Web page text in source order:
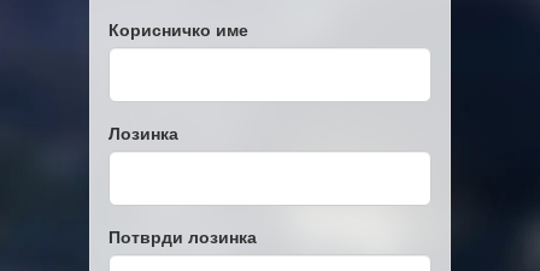
Корисничко име
Лозинка
Потврди лозинка